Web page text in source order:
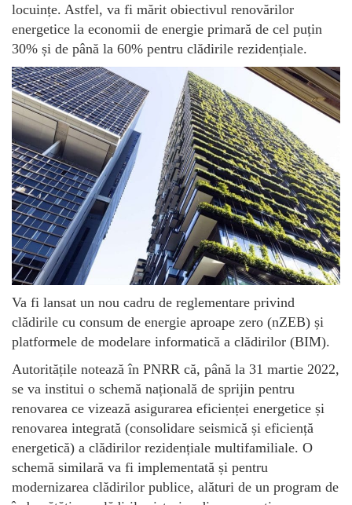
locuințe. Astfel, va fi mărit obiectivul renovărilor
energetice la economii de energie primară de cel puțin
30% și de până la 60% pentru clădirile rezidențiale.
Va fi lansat un nou cadru de reglementare privind
clădirile cu consum de energie aproape zero (nZEB) și
platformele de modelare informatică a clădirilor (BIM).
Autoritățile notează în PNRR că, până la 31 martie 2022,
se va institui o schemă națională de sprijin pentru
renovarea ce vizează asigurarea eficienței energetice și
renovarea integrată (consolidare seismică și eficiență
energetică) a clădirilor rezidențiale multifamiliale. O
schemă similară va fi implementată și pentru
modernizarea clădirilor publice, alături de un program de